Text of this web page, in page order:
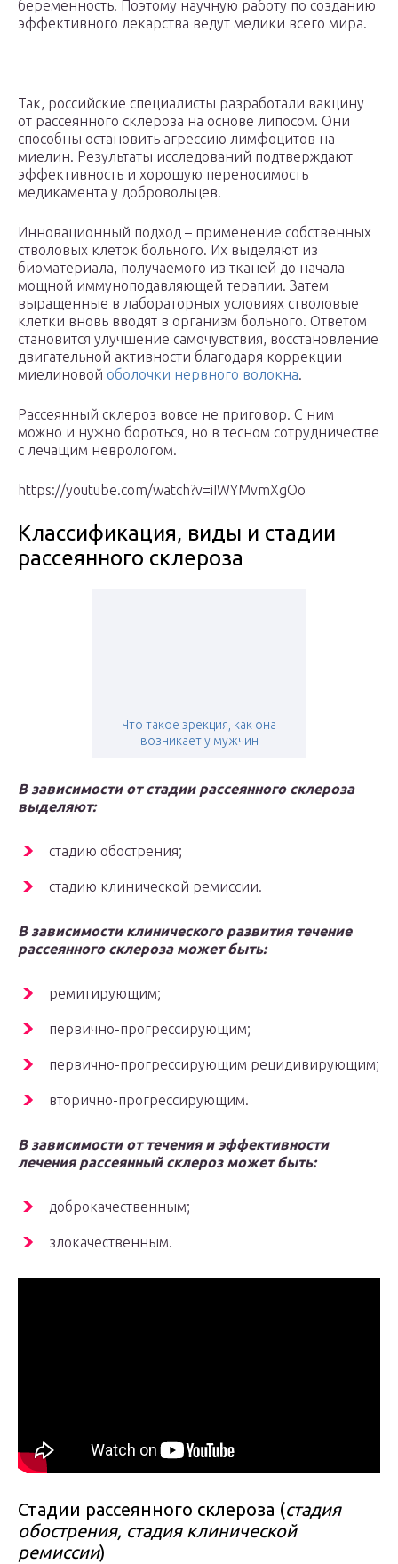
беременность. Поэтому научную работу по созданию
эффективного лекарства ведут медики всего мира.
Так, российские специалисты разработали вакцину
от рассеянного склероза на основе липосом. Они
способны остановить агрессию лимфоцитов на
миелин. Результаты исследований подтверждают
эффективность и хорошую переносимость
медикамента у добровольцев.
Инновационный подход – применение собственных
стволовых клеток больного. Их выделяют из
биоматериала, получаемого из тканей до начала
мощной иммуноподавляющей терапии. Затем
выращенные в лабораторных условиях стволовые
клетки вновь вводят в организм больного. Ответом
становится улучшение самочувствия, восстановление
двигательной активности благодаря коррекции
миелиновой оболочки нервного волокна.
Рассеянный склероз вовсе не приговор. С ним
можно и нужно бороться, но в тесном сотрудничестве
с лечащим неврологом.
https://youtube.com/watch?v=iIWYMvmXgOo
Классификация, виды и стадии
рассеянного склероза
Что такое эрекция, как она
возникает у мужчин
В зависимости от стадии рассеянного склероза
выделяют:
стадию обострения;
стадию клинической ремиссии.
В зависимости клинического развития течение
рассеянного склероза может быть:
ремитирующим;
первично-прогрессирующим;
первично-прогрессирующим рецидивирующим;
вторично-прогрессирующим.
В зависимости от течения и эффективности
лечения рассеянный склероз может быть:
доброкачественным;
злокачественным.
Стадии рассеянного склероза (стадия
обострения, стадия клинической
ремиссии)